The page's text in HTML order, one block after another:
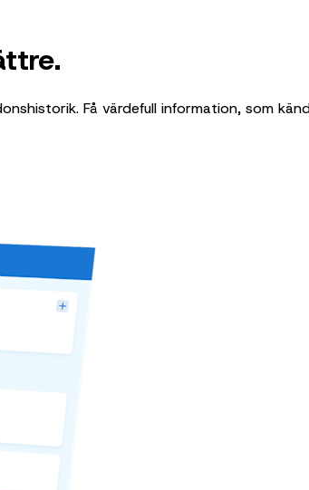
Få värdefull information, som